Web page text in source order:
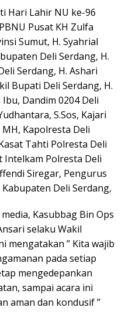
Hari Lahir NU ke-96
Pusat KH Zulfa
Sumut, H. Syahrial
Deli Serdang, H.
Serdang, H. Ashari
Bupati Deli Serdang, H.
Dandim 0204 Deli
S.Sos, Kajari
MH, Kapolresta Deli
Tahti Polresta Deli
Intelkam Polresta Deli
Siregar, Pengurus
Deli Serdang,
Kasubbag Bin Ops
selaku Wakil
mengatakan ” Kita wajib
pada setiap
mengedepankan
sampai acara ini
aman dan kondusif ”